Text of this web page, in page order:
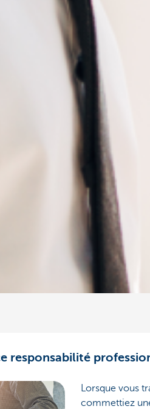
responsabilité
Lorsque vous
commettiez